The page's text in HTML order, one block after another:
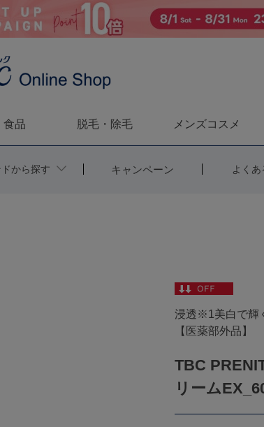
食品 脱毛・除毛 メンズコスメ
から探す キャンペーン よくあ
浸透※1美白で輝
【医薬部外品】
TBC
リーム